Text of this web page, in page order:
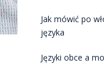
Jak mówić po
języka
Języki obce a